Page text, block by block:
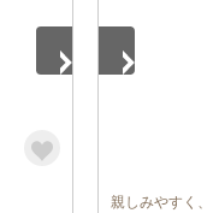
親しみやすく